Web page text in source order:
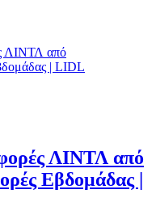
ΛΙΝΤΛ από
Εβδομάδας |